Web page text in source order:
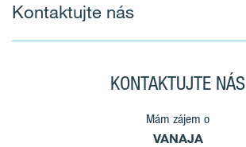
Kontaktujte nás
KONTAKTUJTE NÁS
Mám zájem o
VANAJA